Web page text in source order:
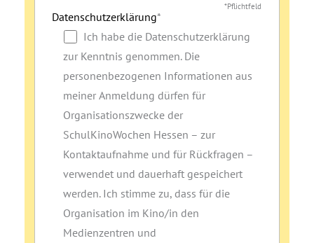
*Pflichtfeld
Datenschutzerklärung*
Ich habe die Datenschutzerklärung
zur Kenntnis genommen. Die
personenbezogenen Informationen aus
meiner Anmeldung dürfen für
Organisationszwecke der
SchulKinoWochen Hessen – zur
Kontaktaufnahme und für Rückfragen –
verwendet und dauerhaft gespeichert
werden. Ich stimme zu, dass für die
Organisation im Kino/in den
Medienzentren und